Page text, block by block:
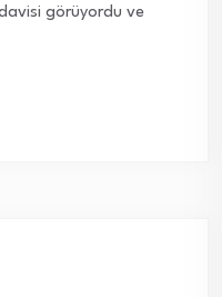
görüyordu ve